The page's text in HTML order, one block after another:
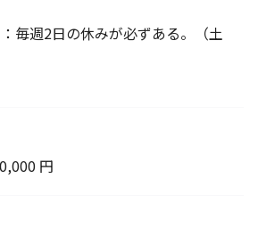
毎週2日の休みが必ずある。（土
円